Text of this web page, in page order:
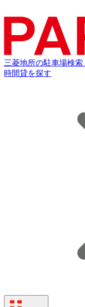
三菱地所の駐車場検索
時間貸を探す